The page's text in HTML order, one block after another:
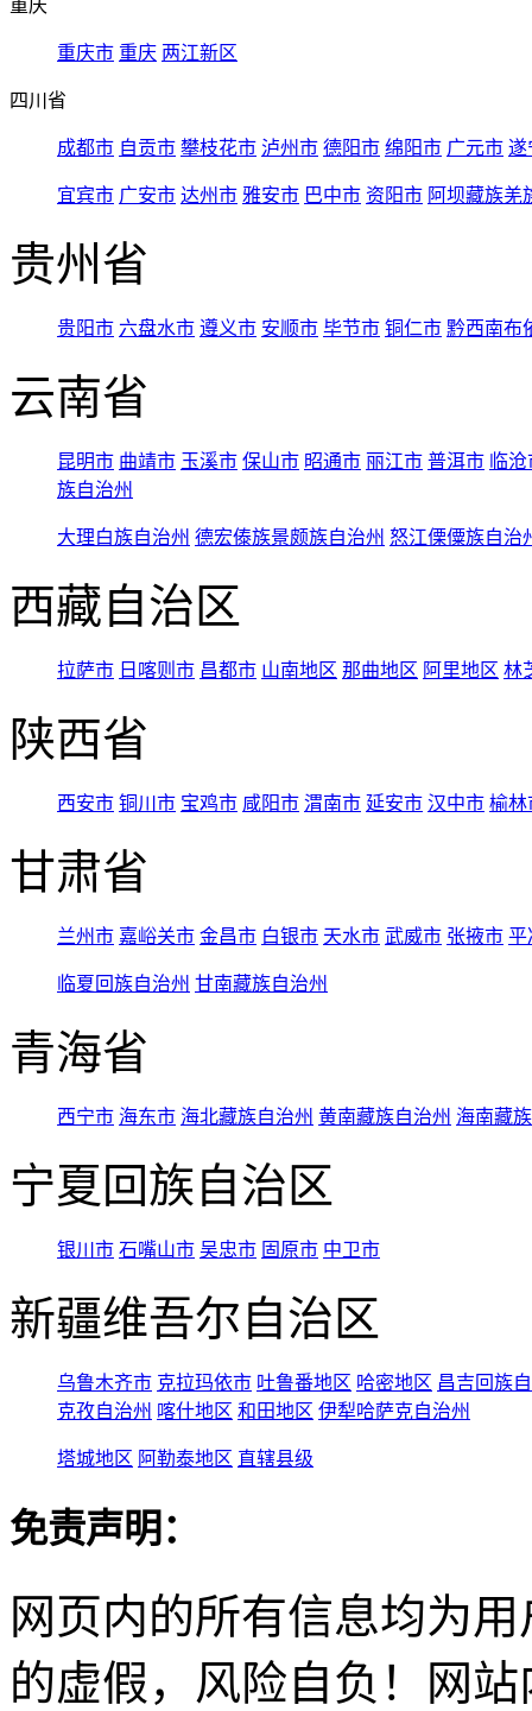
重庆
重庆市 重庆 两江新区
四川省
成都市 自贡市 攀枝花市 泸州市 德阳市 绵阳市 广元市 遂
宜宾市 广安市 达州市 雅安市 巴中市 资阳市 阿坝藏族羌
贵州省
贵阳市 六盘水市 遵义市 安顺市 毕节市 铜仁市 黔西南布
云南省
昆明市 曲靖市 玉溪市 保山市 昭通市 丽江市 普洱市 临
族自治州
大理白族自治州 德宏傣族景颇族自治州 怒江傈僳族自治
西藏自治区
拉萨市 日喀则市 昌都市 山南地区 那曲地区 阿里地区 林
陕西省
西安市 铜川市 宝鸡市 咸阳市 渭南市 延安市 汉中市 榆林
甘肃省
兰州市 嘉峪关市 金昌市 白银市 天水市 武威市 张掖市 平
临夏回族自治州 甘南藏族自治州
青海省
西宁市 海东市 海北藏族自治州 黄南藏族自治州 海南藏
宁夏回族自治区
银川市 石嘴山市 吴忠市 固原市 中卫市
新疆维吾尔自治区
乌鲁木齐市 克拉玛依市 吐鲁番地区 哈密地区 昌吉回族
克孜自治州 喀什地区 和田地区 伊犁哈萨克自治州
塔城地区 阿勒泰地区 直辖县级
免责声明：
网页内的所有信息均为
的虚假，风险自负！网